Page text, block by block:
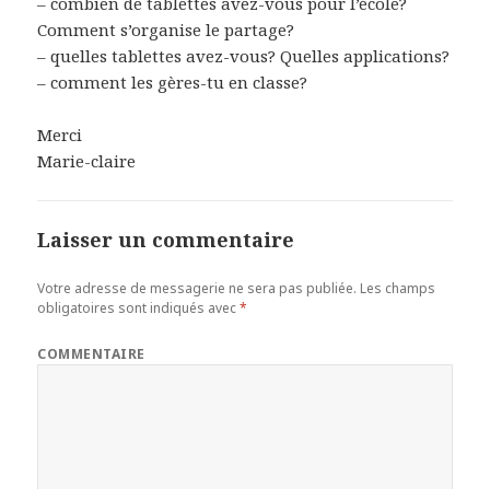
Comment s’organise le partage?
– quelles tablettes avez-vous? Quelles applications?
– comment les gères-tu en classe?
Merci
Marie-claire
Laisser un commentaire
Votre adresse de messagerie ne sera pas publiée. Les champs
obligatoires sont indiqués avec*
COMMENTAIRE